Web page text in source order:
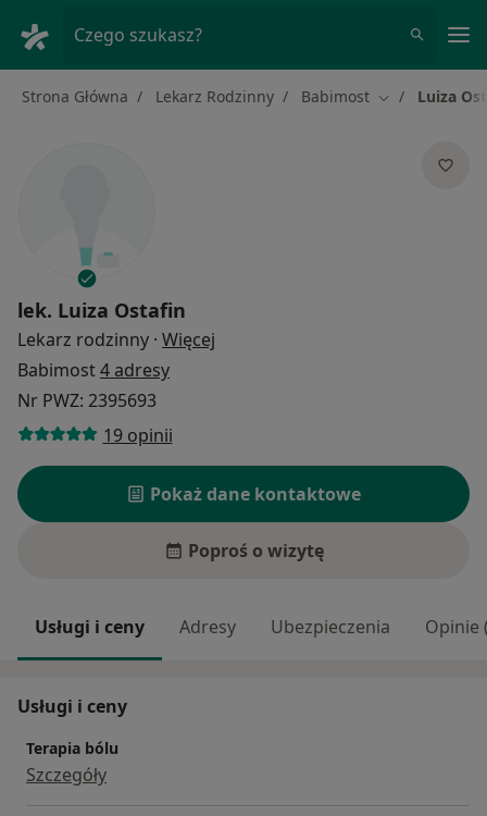
Czego szukasz?
Strona Główna Lekarz Rodzinny Babimost Zmień miasto
Luiza
lek. Luiza Ostafin
Lekarz rodzinny · Więcej
Babimost4 adresy
Nr PWZ: 2395693
19 opinii
Pokaż dane kontaktowe
Poproś o wizytę
Usługi i ceny Adresy Ubezpieczenia Opinie
Usługi i ceny
Terapia bólu
Szczegóły